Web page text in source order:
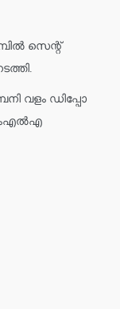
സെന്റ്
വളം ഡിപ്പോ